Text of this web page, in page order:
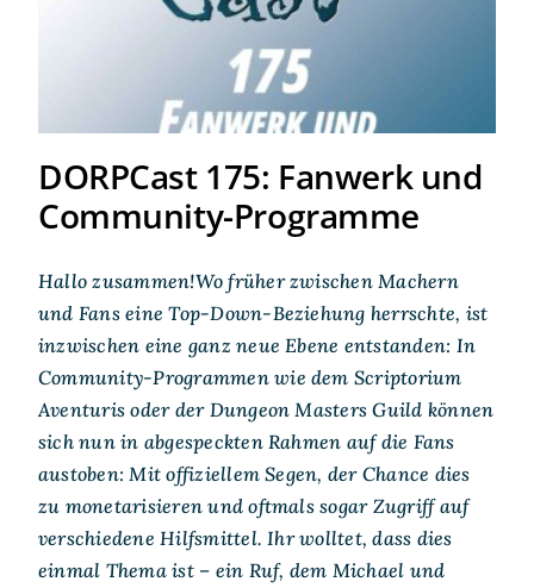
Community-Programme
DORPCast 175: Fanwerk und
Community-Programme
Hallo zusammen!Wo früher zwischen Machern
und Fans eine Top-Down-Beziehung herrschte, ist
inzwischen eine ganz neue Ebene entstanden: In
Community-Programmen wie dem Scriptorium
Aventuris oder der Dungeon Masters Guild können
sich nun in abgespeckten Rahmen auf die Fans
austoben: Mit offiziellem Segen, der Chance dies
zu monetarisieren und oftmals sogar Zugriff auf
verschiedene Hilfsmittel. Ihr wolltet, dass dies
einmal Thema ist – ein Ruf, dem Michael und